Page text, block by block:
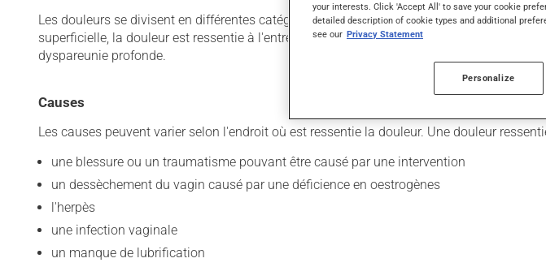
Les douleurs se divisent en différentes catégories, selon l'endroit où la douleur est
superficielle, la douleur est ressentie à l'entrée du vagin tandis qu'elle est davantage
dyspareunie profonde.
Causes
Les causes peuvent varier selon l'endroit où est ressentie la douleur. Une douleur
une blessure ou un traumatisme pouvant être causé par une intervention
un dessèchement du vagin causé par une déficience en oestrogènes
l'herpès
une infection vaginale
un manque de lubrification
your interests. Click 'Accept All' to save your cookie
detailed description of cookie types and additional
see our Privacy Statement
Personalize